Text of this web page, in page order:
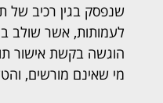
שנפסק בגין רכיב של
לעמותות, אשר שולב
הוגשה בקשת אישור
מי שאינם מורשים,